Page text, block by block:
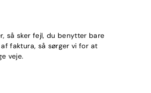
så sker fejl, du benytter bare
faktura, så sørger vi for at
veje.